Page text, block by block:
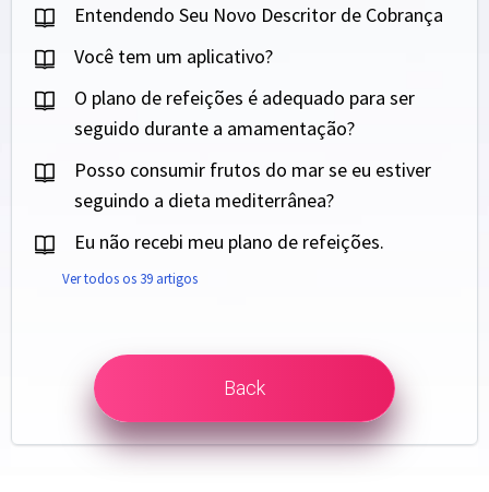
Entendendo Seu Novo Descritor de Cobrança
Você tem um aplicativo?
O plano de refeições é adequado para ser
seguido durante a amamentação?
Posso consumir frutos do mar se eu estiver
seguindo a dieta mediterrânea?
Eu não recebi meu plano de refeições.
Ver todos os 39 artigos
Back